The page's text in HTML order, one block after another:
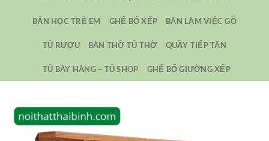
BẢN HỌC TRẺ EM GHẾ BỐ XẾP BÀN LÀM VIỆC GỖ
TỦ RƯỢU BÀN THỜ TỦ THỜ QUẦY TIẾP TÂN
TỦ BÀY HÀNG – TỦ SHOP GHẾ BỐ GIƯỜNG XẾP